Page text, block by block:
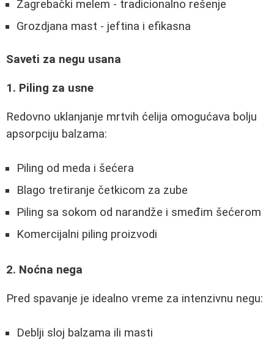
Zagrebački melem - tradicionalno rešenje
Grozdjana mast - jeftina i efikasna
Saveti za negu usana
1. Piling za usne
Redovno uklanjanje mrtvih ćelija omogućava bolju
apsorpciju balzama:
Piling od meda i šećera
Blago tretiranje četkicom za zube
Piling sa sokom od narandže i smeđim šećerom
Komercijalni piling proizvodi
2. Noćna nega
Pred spavanje je idealno vreme za intenzivnu negu:
Deblji sloj balzama ili masti